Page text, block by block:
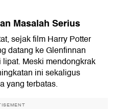
Masalah Serius
sejak film Harry Potter
datang ke Glenfinnan
Meski mendongkrak
ini sekaligus
yang terbatas.